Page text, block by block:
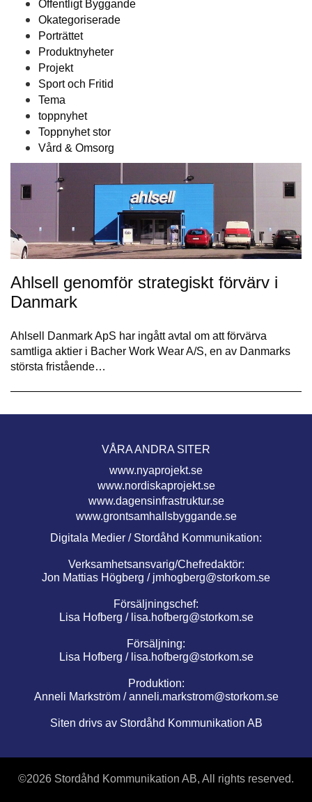
Offentligt Byggande
Okategoriserade
Porträttet
Produktnyheter
Projekt
Sport och Fritid
Tema
toppnyhet
Toppnyhet stor
Vård & Omsorg
Ahlsell genomför strategiskt förvärv i
Danmark
Ahlsell Danmark ApS har ingått avtal om att förvärva
samtliga aktier i Bacher Work Wear A/S, en av Danmarks
största fristående…
VÅRA ANDRA SITER
www.nyaprojekt.se
www.nordiskaprojekt.se
www.dagensinfrastruktur.se
www.grontsamhallsbyggande.se
Digitala Medier / Stordåhd Kommunikation:
Verksamhetsansvarig/Chefredaktör:
Jon Mattias Högberg / jmhogberg@storkom.se
Försäljningschef:
Lisa Hofberg / lisa.hofberg@storkom.se
Försäljning:
Lisa Hofberg / lisa.hofberg@storkom.se
Produktion:
Anneli Markström / anneli.markstrom@storkom.se
Siten drivs av Stordåhd Kommunikation AB
©2026 Stordåhd Kommunikation AB, All rights reserved.